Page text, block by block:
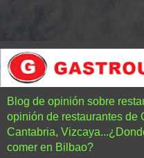
Blog de opinión sobre
opinión de restaurantes de
Cantabria,
comer en Bilbao?